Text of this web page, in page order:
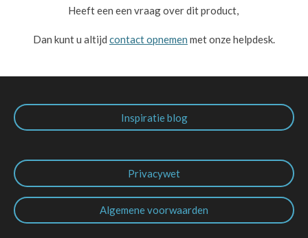
Heeft een een vraag over dit product,
Dan kunt u altijd contact opnemen met onze helpdesk.
Inspiratie blog
Privacywet
Algemene voorwaarden